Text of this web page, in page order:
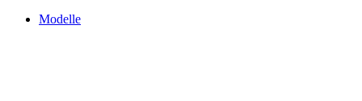
Modelle